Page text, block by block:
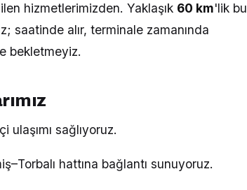
hizmetlerimizden. Yaklaşık 60 km'lik bu
saatinde alır, terminale zamanında
bekletmeyiz.
ulaşımı sağlıyoruz.
hattına bağlantı sunuyoruz.